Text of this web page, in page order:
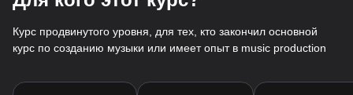
Курс продвинутого уровня, для тех, кто закончил основной
курс по созданию музыки или имеет опыт в music production